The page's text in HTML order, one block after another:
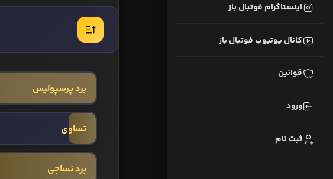
اینستاگرام فوتبال باز
کانال یوتیوب فوتبال باز
قوانین
ورود
ثبت نام
برد پرسپولیس
تساوی
برد نساجی